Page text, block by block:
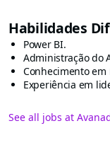
Habilidades
Power BI.
Administração do
Conhecimento em
Experiência em
See all jobs at